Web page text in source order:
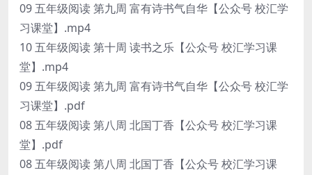
09 五年级阅读 第九周 富有诗书气自华【公众号 校汇学
习课堂】.mp4
10 五年级阅读 第十周 读书之乐【公众号 校汇学习课
堂】.mp4
09 五年级阅读 第九周 富有诗书气自华【公众号 校汇学
习课堂】.pdf
08 五年级阅读 第八周 北国丁香【公众号 校汇学习课
堂】.pdf
08 五年级阅读 第八周 北国丁香【公众号 校汇学习课